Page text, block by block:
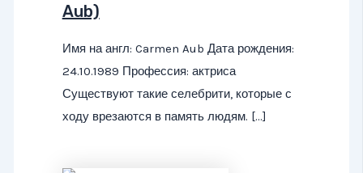
Aub)
Имя на англ: Carmen Aub Дата рождения:
24.10.1989 Профессия: актриса
Существуют такие селебрити, которые с
ходу врезаются в память людям. […]